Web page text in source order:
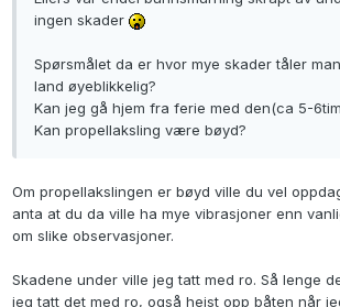
ingen skader
Spørsmålet da er hvor mye skader tåler
land øyeblikkelig?
Kan jeg gå hjem fra ferie med den(ca 5-
Kan propellaksling være bøyd?
Om propellakslingen er bøyd ville du vel
anta at du da ville ha mye vibrasjoner enn
om slike observasjoner.
Skadene under ville jeg tatt med ro. Så lenge
jeg tatt det med ro, også heist opp båten når